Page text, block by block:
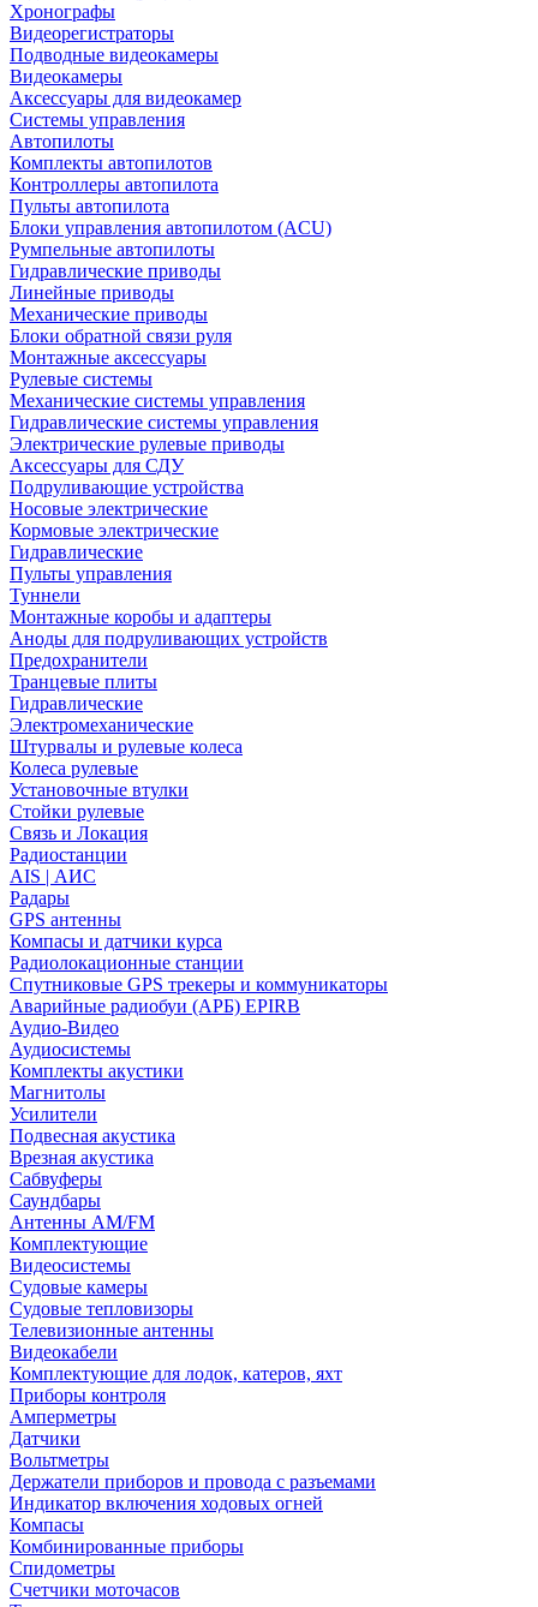
Хронографы
Видеорегистраторы
Подводные видеокамеры
Видеокамеры
Аксессуары для видеокамер
Системы управления
Автопилоты
Комплекты автопилотов
Контроллеры автопилота
Пульты автопилота
Блоки управления автопилотом (ACU)
Румпельные автопилоты
Гидравлические приводы
Линейные приводы
Механические приводы
Блоки обратной связи руля
Монтажные аксессуары
Рулевые системы
Механические системы управления
Гидравлические системы управления
Электрические рулевые приводы
Аксессуары для СДУ
Подруливающие устройства
Носовые электрические
Кормовые электрические
Гидравлические
Пульты управления
Туннели
Монтажные коробы и адаптеры
Аноды для подруливающих устройств
Предохранители
Транцевые плиты
Гидравлические
Электромеханические
Штурвалы и рулевые колеса
Колеса рулевые
Установочные втулки
Стойки рулевые
Связь и Локация
Радиостанции
AIS | АИС
Радары
GPS антенны
Компасы и датчики курса
Радиолокационные станции
Спутниковые GPS трекеры и коммуникаторы
Аварийные радиобуи (АРБ) EPIRB
Аудио-Видео
Аудиосистемы
Комплекты акустики
Магнитолы
Усилители
Подвесная акустика
Врезная акустика
Сабвуферы
Саундбары
Антенны AM/FM
Комплектующие
Видеосистемы
Судовые камеры
Cудовые тепловизоры
Телевизионные антенны
Видеокабели
Комплектующие для лодок, катеров, яхт
Приборы контроля
Амперметры
Датчики
Вольтметры
Держатели приборов и провода с разъемами
Индикатор включения ходовых огней
Компасы
Комбинированные приборы
Спидометры
Счетчики моточасов